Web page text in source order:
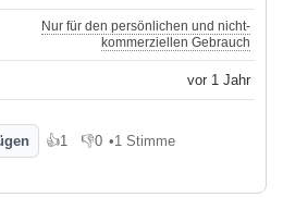
Nur für den persönlichen und nicht-
kommerziellen Gebrauch
vor 1 Jahr
👍1
Gefällt mir
👎0
Gefällt mir nicht
•1 Stimme